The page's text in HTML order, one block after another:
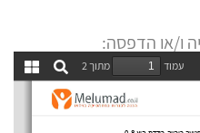
ו/או הדפסה: